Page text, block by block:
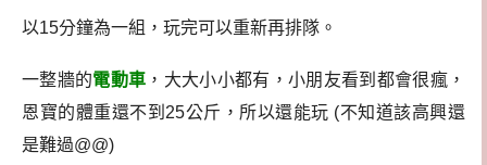
以15分鐘為一組，玩完可以重新再排隊。
一整牆的電動車 ，大大小小都有，小朋友看到都會很瘋，
恩寶的體重還不到25公斤，所以還能玩 (不知道該高興還
是難過@@)